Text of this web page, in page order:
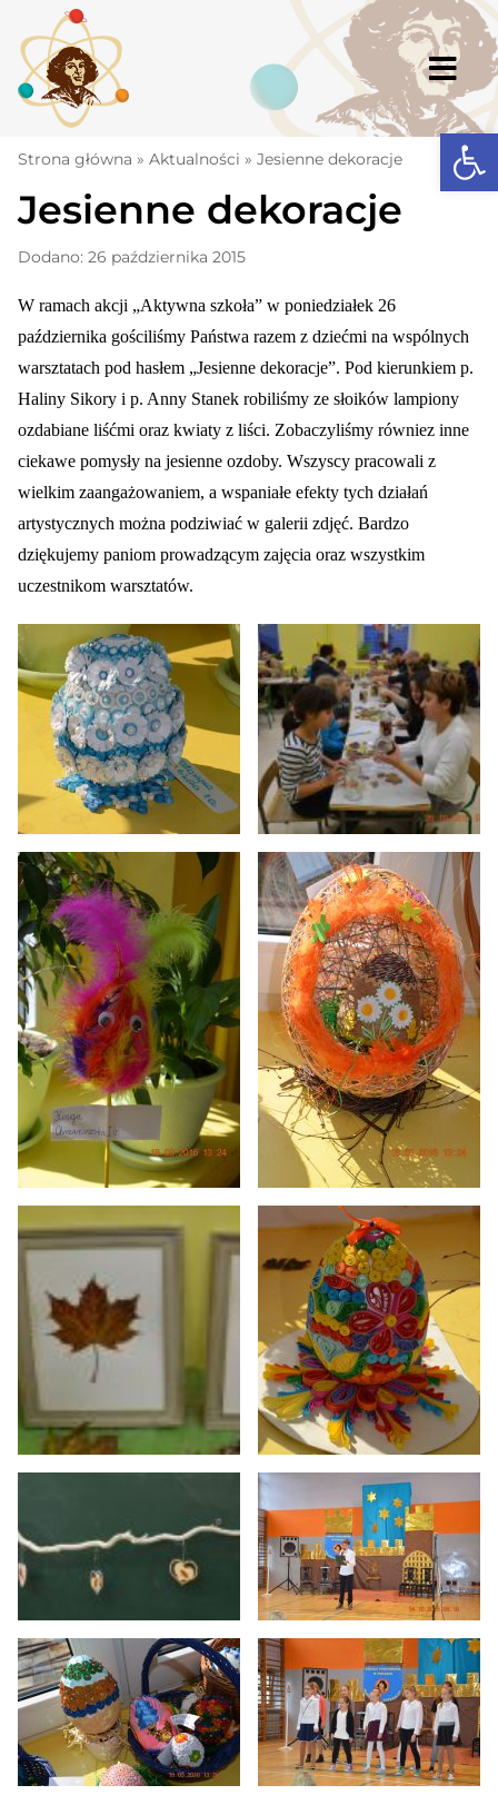
content
Strona główna
Aktualności
Komunikaty
Szkoła
Dokumenty
Warto wiedzieć
UKS „Millenium”
Strona główna » Aktualności » Jesienne dekoracje
Jesienne dekoracje
Dodano: 26 października 2015
W ramach akcji „Aktywna szkoła” w poniedziałek 26
października gościliśmy Państwa razem z dziećmi na wspólnych
warsztatach pod hasłem „Jesienne dekoracje”. Pod kierunkiem p.
Haliny Sikory i p. Anny Stanek robiliśmy ze słoików lampiony
ozdabiane liśćmi oraz kwiaty z liści. Zobaczyliśmy równiez inne
ciekawe pomysły na jesienne ozdoby. Wszyscy pracowali z
wielkim zaangażowaniem, a wspaniałe efekty tych działań
artystycznych można podziwiać w galerii zdjęć. Bardzo
dziękujemy paniom prowadzącym zajęcia oraz wszystkim
uczestnikom warsztatów.